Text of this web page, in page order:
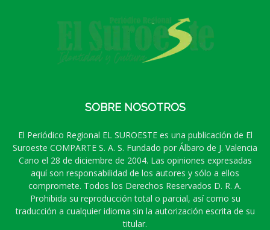
SOBRE NOSOTROS
El Periódico Regional EL SUROESTE es una publicación de El
Suroeste COMPARTE S. A. S. Fundado por Álbaro de J. Valencia
Cano el 28 de diciembre de 2004. Las opiniones expresadas
aquí son responsabilidad de los autores y sólo a ellos
compromete. Todos los Derechos Reservados D. R. A.
Prohibida su reproducción total o parcial, así como su
traducción a cualquier idioma sin la autorización escrita de su
titular.